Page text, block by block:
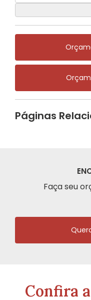
Páginas
Faça seu
Confira